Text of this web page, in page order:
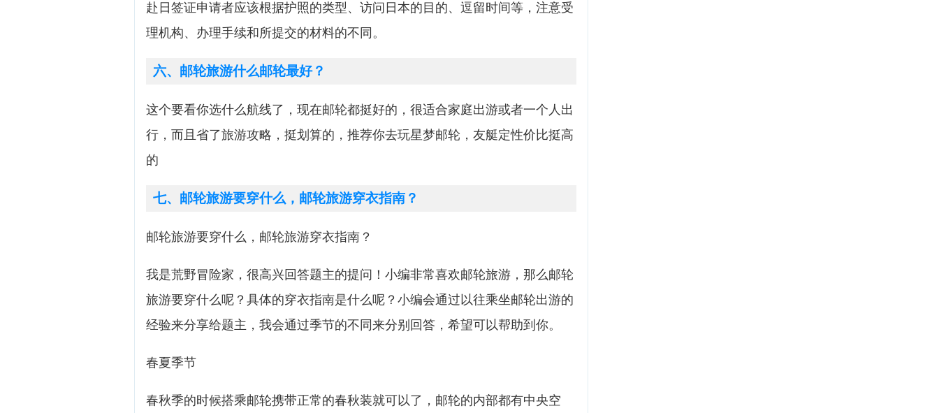
赴日签证申请者应该根据护照的类型、访问日本的目的、逗留时间等，注意受
理机构、办理手续和所提交的材料的不同。
六、邮轮旅游什么邮轮最好？
这个要看你选什么航线了，现在邮轮都挺好的，很适合家庭出游或者一个人出
行，而且省了旅游攻略，挺划算的，推荐你去玩星梦邮轮，友艇定性价比挺高
的
七、邮轮旅游要穿什么，邮轮旅游穿衣指南？
邮轮旅游要穿什么，邮轮旅游穿衣指南？
我是荒野冒险家，很高兴回答题主的提问！小编非常喜欢邮轮旅游，那么邮轮
旅游要穿什么呢？具体的穿衣指南是什么呢？小编会通过以往乘坐邮轮出游的
经验来分享给题主，我会通过季节的不同来分别回答，希望可以帮助到你。
春夏季节
春秋季的时候搭乘邮轮携带正常的春秋装就可以了，邮轮的内部都有中央空